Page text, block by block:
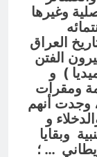
وغيرها
العراق
الفتن
) و
ومقرات
وجدت أنهم
و
وبقايا
… ؛